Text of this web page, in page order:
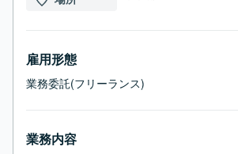
雇用形態
業務委託(フリーランス)
業務内容